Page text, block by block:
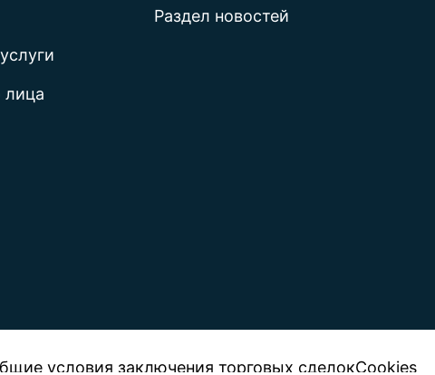
лица
Раздел новостей
условия заключения торговых сделокCookies